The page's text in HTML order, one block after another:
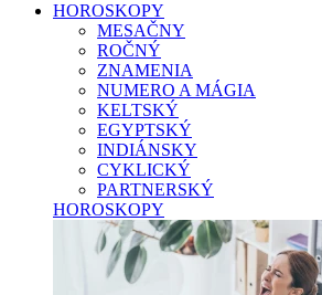
HOROSKOPY
MESAČNY
ROČNÝ
ZNAMENIA
NUMERO A MÁGIA
KELTSKÝ
EGYPTSKÝ
INDIÁNSKY
CYKLICKÝ
PARTNERSKÝ
HOROSKOPY